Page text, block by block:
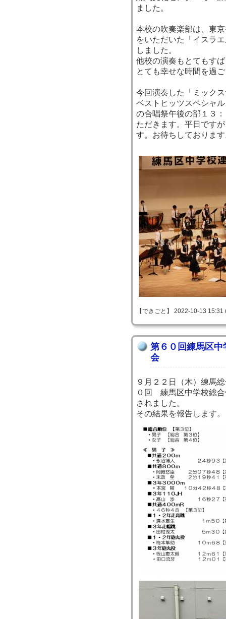
ました。
本校の吹奏楽部は、東
をいただいた「イスラ
しました。
他校の演奏もとてもす
とても幸せな時間を過
今回演奏した「ミック
ベストヒッツスペシャ
の合唱祭午後の部１３
ただきます。平日です
す。お待ちしておりま
【できごと】 2022-10-13
第６０回練馬区
会
９月２２日（木）練馬
０回 練馬区中学校総
されました。
その結果を報告します。